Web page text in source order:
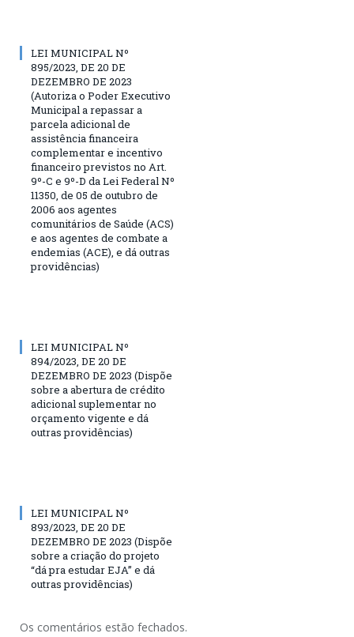
LEI MUNICIPAL Nº
895/2023, DE 20 DE
DEZEMBRO DE 2023
(Autoriza o Poder Executivo
Municipal a repassar a
parcela adicional de
assistência financeira
complementar e incentivo
financeiro previstos no Art.
9º-C e 9º-D da Lei Federal Nº
11350, de 05 de outubro de
2006 aos agentes
comunitários de Saúde (ACS)
e aos agentes de combate a
endemias (ACE), e dá outras
providências)
LEI MUNICIPAL Nº
894/2023, DE 20 DE
DEZEMBRO DE 2023 (Dispõe
sobre a abertura de crédito
adicional suplementar no
orçamento vigente e dá
outras providências)
LEI MUNICIPAL Nº
893/2023, DE 20 DE
DEZEMBRO DE 2023 (Dispõe
sobre a criação do projeto
“dá pra estudar EJA” e dá
outras providências)
Os comentários estão fechados.